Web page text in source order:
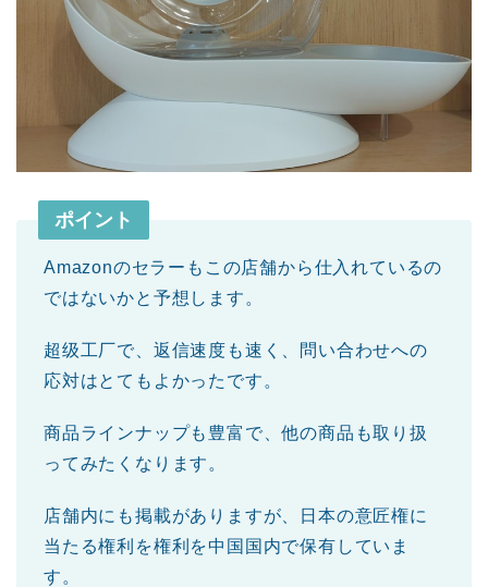
ポイント
Amazonのセラーもこの店舗から仕入れているの
ではないかと予想します。
超级工厂で、返信速度も速く、問い合わせへの
応対はとてもよかったです。
商品ラインナップも豊富で、他の商品も取り扱
ってみたくなります。
店舗内にも掲載がありますが、日本の意匠権に
当たる権利を権利を中国国内で保有していま
す。